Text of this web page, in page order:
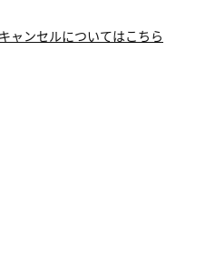
ャンセルについてはこちら